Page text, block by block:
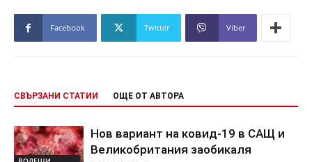
Facebook Twitter Viber
СВЪРЗАНИ СТАТИИ ОЩЕ ОТ АВТОРА
Нов вариант на ковид-19 в САЩ и
Великобритания заобикаля